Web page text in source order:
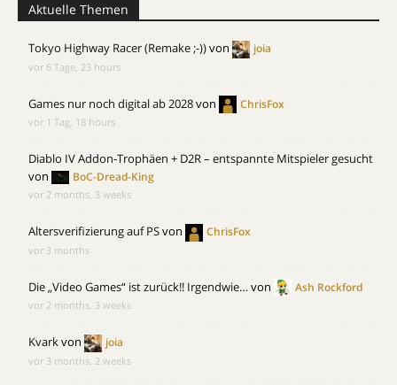
Aktuelle Themen
Tokyo Highway Racer (Remake ;-))von joia
vor 6 Tage, 23 hours
Games nur noch digital ab 2028von ChrisFox
vor 1 Tag, 18 hours
Diablo IV Addon-Trophäen + D2R – entspannte Mitspieler gesucht
von
BoC-Dread-King
vor 2 months, 3 weeks
Altersverifizierung auf PSvon ChrisFox
vor 3 months
Die „Video Games“ ist zurück!! Irgendwie…von Ash Rockford
vor 2 months, 3 weeks
Kvarkvon joia
vor 3 months, 2 weeks